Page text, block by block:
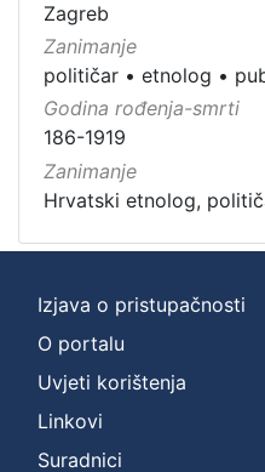
Zagreb
Zanimanje
političar • etnolog •
Godina rođenja-smrti
186-1919
Zanimanje
Hrvatski etnolog,
Izjava o pristupačnosti
O portalu
Uvjeti korištenja
Linkovi
Suradnici